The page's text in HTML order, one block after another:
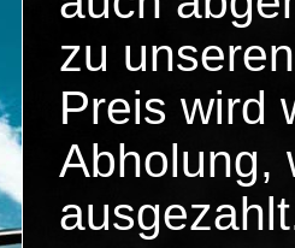
zu
Preis wird
Abholung,